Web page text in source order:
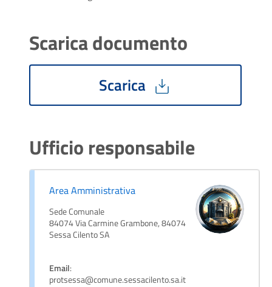
Scarica documento
Scarica
Ufficio responsabile
Area Amministrativa
Sede Comunale
84074 Via Carmine Grambone, 84074
Sessa Cilento SA
Email:
protsessa@comune.sessacilento.sa.it